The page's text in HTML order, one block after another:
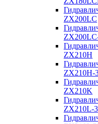
ZX200LC
ZX210H
ZX210H-
ZX210K
ZX210L-3